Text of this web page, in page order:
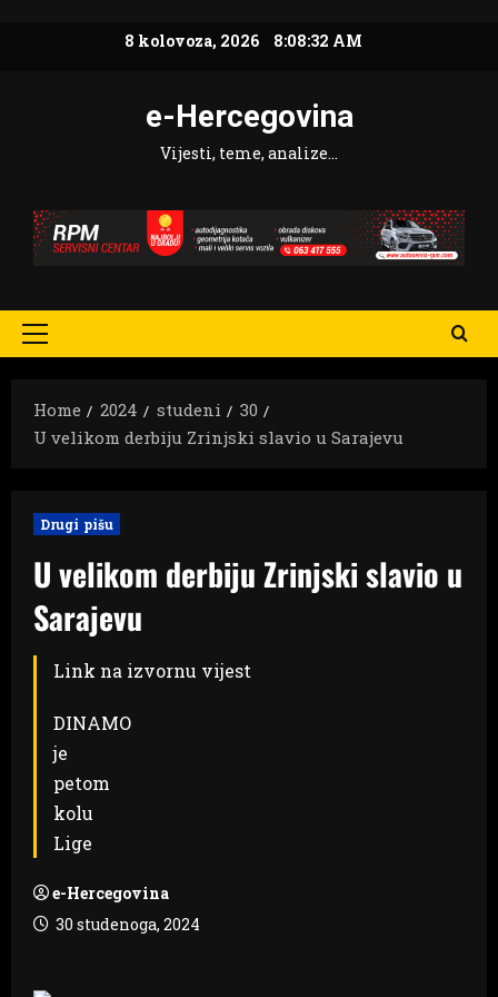
8 kolovoza, 2026 8:08:33 AM
e-Hercegovina
Vijesti, teme, analize…
Primary
Home
2024 studeni
30
U velikom derbiju Zrinjski slavio u Sarajevu
Drugi pišu
U velikom derbiju Zrinjski slavio u
Sarajevu
Link na izvornu vijest
DINAMO
je
petom
kolu
Lige
e-Hercegovina
30 studenoga, 2024